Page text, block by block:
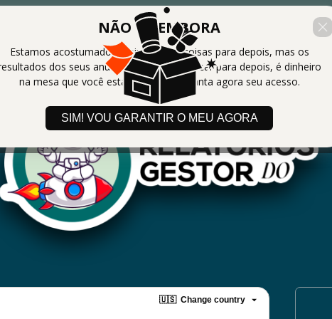
NÃO VÁ EMBORA
Estamos acostumado a deixar várias coisas para depois, mas os
dos seus anúncios não podem ficar para depois, é dinheiro
na mesa que você está deixando. Garanta agora seu acesso.
SIM! VOU GARANTIR O MEU AGORA
Preencha os dados abaixo para se
matricular
🇺🇸 Change country